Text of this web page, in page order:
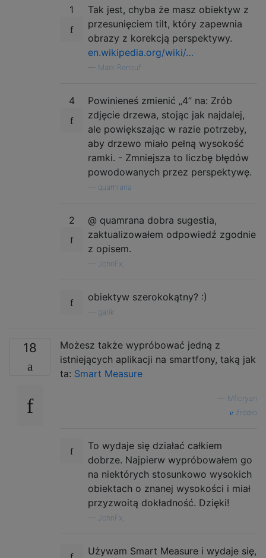
1
Tak jest, chyba że masz obiektyw z
przesunięciem tilt, który zapewnia
obrazy z korekcją perspektywy.
en.wikipedia.org/wiki/…
Mark Renouf
4
Powinieneś zmienić „4” na: Zrób
zdjęcie drzewa, stojąc jak najdalej,
ale powiększając w razie potrzeby,
aby drzewo miało pełną wysokość
ramki. - Zmniejsza to liczbę błędów
powodowanych przez perspektywę.
quamrana
2
@ quamrana dobra sugestia,
zaktualizowałem odpowiedź zgodnie
z opisem.
JohnFx,
obiektyw szerokokątny? :)
garik
18
Możesz także wypróbować jedną z
istniejących aplikacji na smartfony, taką jak
ta: Smart Measure
Mfloryan
źródło
To wydaje się działać całkiem
dobrze. Najpierw wypróbowałem go
na niektórych stosunkowo wysokich
obiektach o znanej wysokości i miał
przyzwoitą dokładność. Dzięki!
JohnFx,
Używam Smart Measure i wydaje się,